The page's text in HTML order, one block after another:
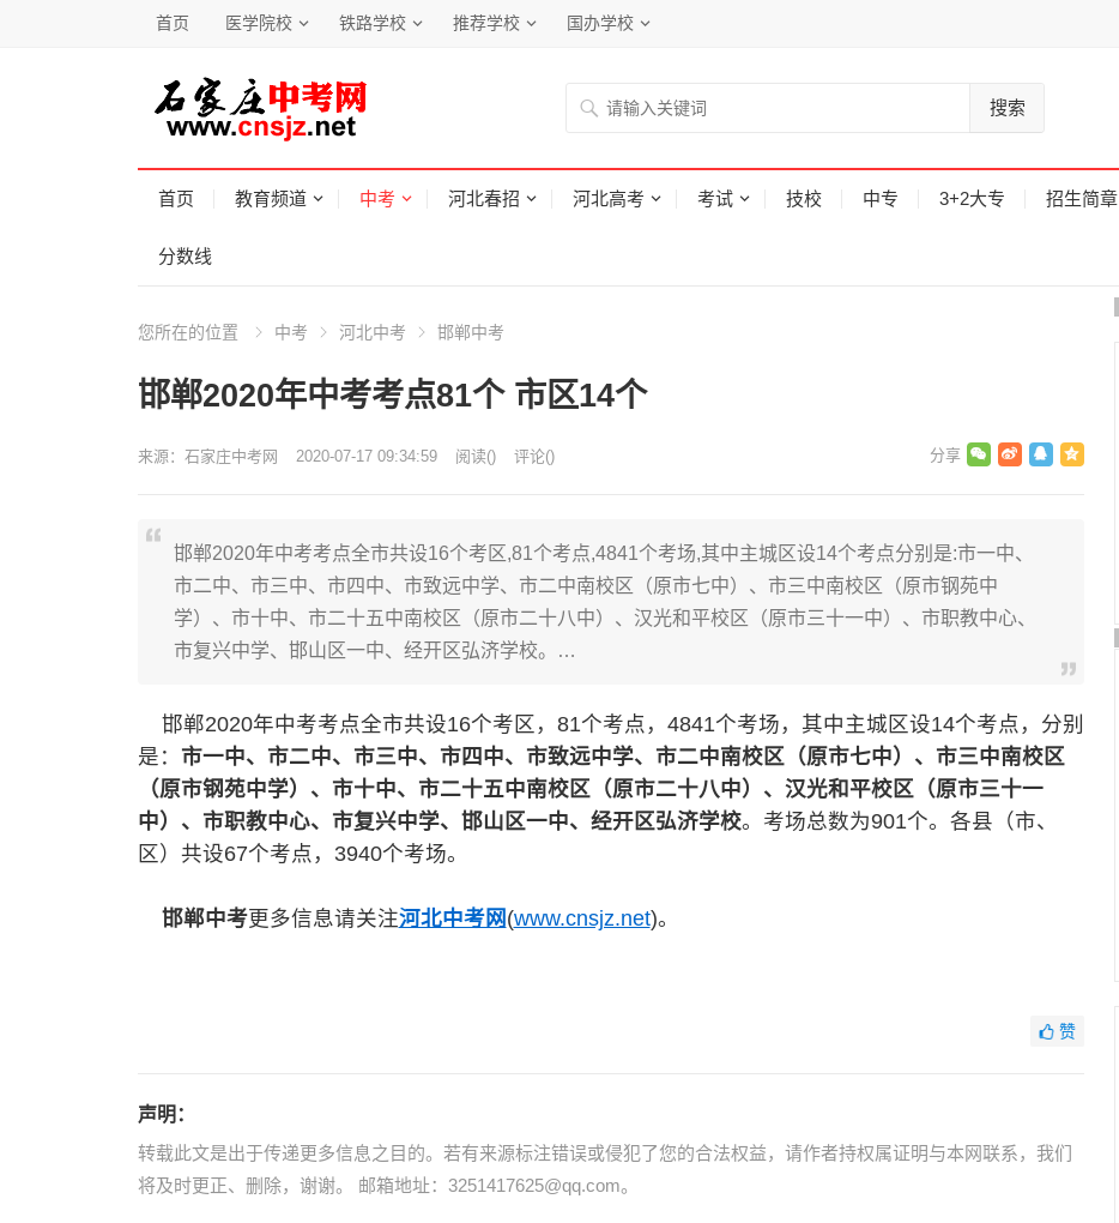
首页 医学院校 铁路学校 推荐学校 国办学校
搜索
首页 教育频道 中考 河北春招 河北高考 考试 技校 中专 3+2大专 招生简章
分数线
您所在的位置 中考 河北中考 邯郸中考
邯郸2020年中考考点81个 市区14个
来源： 石家庄中考网 2020-07-17 09:34:59 阅读() 评论()
邯郸2020年中考考点全市共设16个考区,81个考点,4841个考场,其中主城区设14个考点分别是:市一中、
市二中、市三中、市四中、市致远中学、市二中南校区（原市七中）、市三中南校区（原市钢苑中
学）、市十中、市二十五中南校区（原市二十八中）、汉光和平校区（原市三十一中）、市职教中心、
市复兴中学、邯山区一中、经开区弘济学校。…
邯郸2020年中考考点全市共设16个考区，81个考点，4841个考场，其中主城区设14个考点，分别
是： 市一中、市二中、市三中、市四中、市致远中学、市二中南校区（原市七中）、市三中南校区
（原市钢苑中学）、市十中、市二十五中南校区（原市二十八中）、汉光和平校区（原市三十一
中）、市职教中心、市复兴中学、邯山区一中、经开区弘济学校。考场总数为901个。各县（市、
区）共设67个考点，3940个考场。
邯郸中考更多信息请关注河北中考网 (www.cnsjz.net)。
赞
声明：
转载此文是出于传递更多信息之目的。若有来源标注错误或侵犯了您的合法权益，请作者持权属证明与本网联系，我们
将及时更正、删除，谢谢。 邮箱地址：3251417625@qq.com。